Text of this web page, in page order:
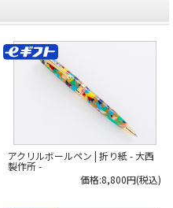
学校を卒業した後に仕事を求めて大
阪に出て、
筆記具を製造する会社に就職し、
住み込みで働いていたそうです。
「当時は私のような住み込みが、
10人ぐらいおったかな。
先輩がね、いつも朝早く起きるか
たまらんかったですよ（笑）。
朝起きて掃除して、ご飯食べて、
8時から18時まで働く。
お休みは月に3回しかなかったね
アクリルボールペン | 折り紙 - 大西
製作所 -
価格:8,800円(税込)